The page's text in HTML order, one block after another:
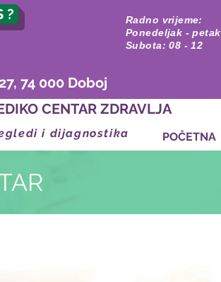
?
Radno vrijeme:
Ponedeljak -
Subota: 08 - 12
74 000 Doboj
CENTAR ZDRAVLJA
i dijagnostika POČETNA